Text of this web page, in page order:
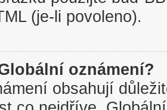
(je-li povoleno).
oznámení?
obsahují